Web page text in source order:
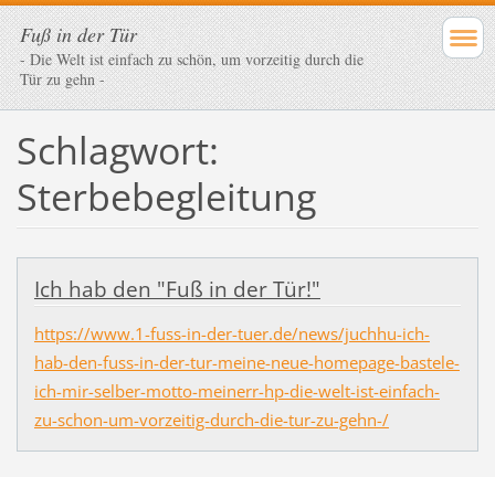
Fuß in der Tür
- Die Welt ist einfach zu schön, um vorzeitig durch die
Tür zu gehn -
Schlagwort:
Sterbebegleitung
Ich hab den "Fuß in der Tür!"
https://www.1-fuss-in-der-tuer.de/news/juchhu-ich-
hab-den-fuss-in-der-tur-meine-neue-homepage-bastele-
ich-mir-selber-motto-meinerr-hp-die-welt-ist-einfach-
zu-schon-um-vorzeitig-durch-die-tur-zu-gehn-/